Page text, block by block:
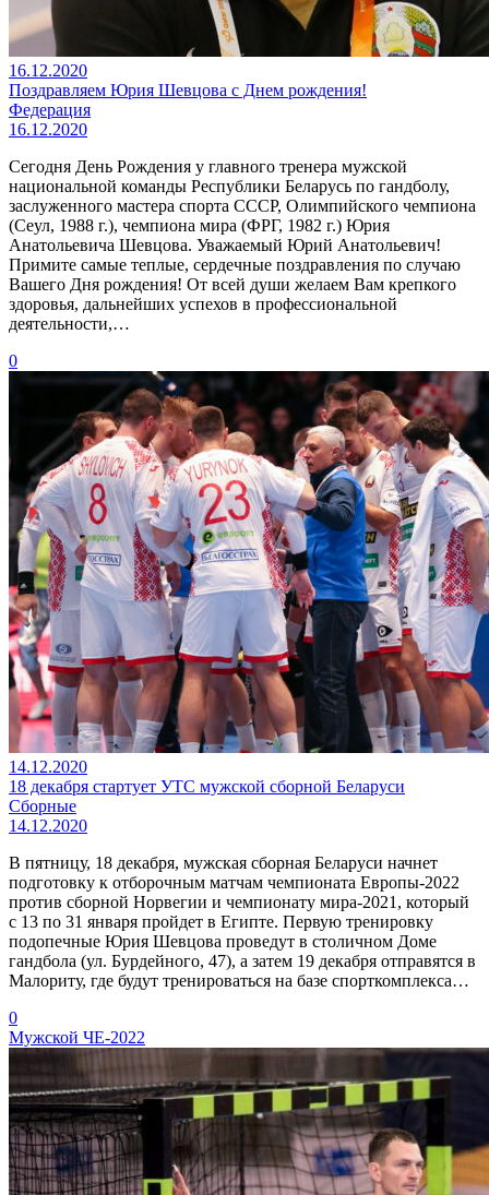
16.12.2020
Поздравляем Юрия Шевцова с Днем рождения!
Федерация
16.12.2020
Сегодня День Рождения у главного тренера мужской
национальной команды Республики Беларусь по гандболу,
заслуженного мастера спорта СССР, Олимпийского чемпиона
(Сеул, 1988 г.), чемпиона мира (ФРГ, 1982 г.) Юрия
Анатольевича Шевцова. Уважаемый Юрий Анатольевич!
Примите самые теплые, сердечные поздравления по случаю
Вашего Дня рождения! От всей души желаем Вам крепкого
здоровья, дальнейших успехов в профессиональной
деятельности,…
0
14.12.2020
18 декабря стартует УТС мужской сборной Беларуси
Сборные
14.12.2020
В пятницу, 18 декабря, мужская сборная Беларуси начнет
подготовку к отборочным матчам чемпионата Европы-2022
против сборной Норвегии и чемпионату мира-2021, который
с 13 по 31 января пройдет в Египте. Первую тренировку
подопечные Юрия Шевцова проведут в столичном Доме
гандбола (ул. Бурдейного, 47), а затем 19 декабря отправятся в
Малориту, где будут тренироваться на базе спорткомплекса…
0
Мужской ЧЕ-2022